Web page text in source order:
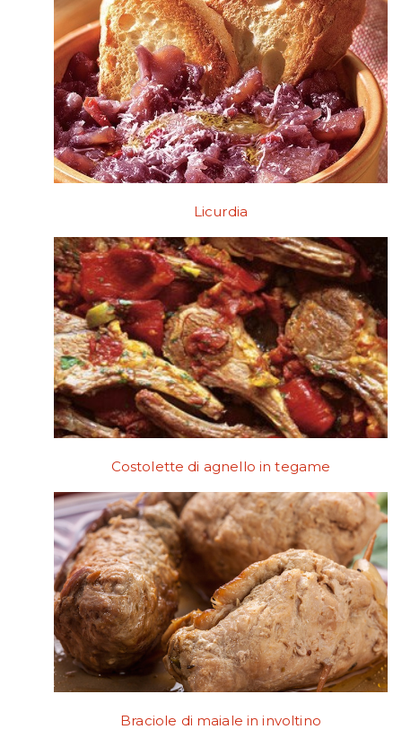
Licurdia
Costolette di agnello in tegame
Braciole di maiale in involtino